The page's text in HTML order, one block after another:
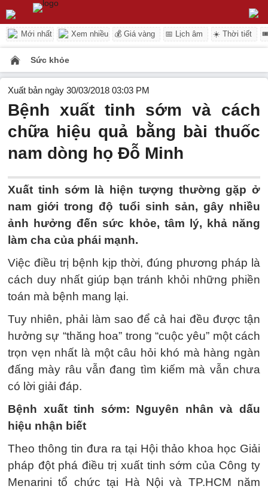
Mới nhất Xem nhiều 💰 Giá vàng 📅 Lịch âm ☀️ Thời tiết
Sức khỏe
Xuất bản ngày 30/03/2018 03:03 PM
Bệnh xuất tinh sớm và cách
chữa hiệu quả bằng bài thuốc
nam dòng họ Đỗ Minh
Xuất tinh sớm là hiện tượng thường gặp ở
nam giới trong độ tuổi sinh sản, gây nhiều
ảnh hưởng đến sức khỏe, tâm lý, khả năng
làm cha của phái mạnh.
Việc điều trị bệnh kịp thời, đúng phương pháp là
cách duy nhất giúp bạn tránh khỏi những phiền
toán mà bệnh mang lại.
Tuy nhiên, phải làm sao để cả hai đều được tận
hưởng sự “thăng hoa” trong “cuộc yêu” một cách
trọn vẹn nhất là một câu hỏi khó mà hàng ngàn
đấng mày râu vẫn đang tìm kiếm mà vẫn chưa
có lời giải đáp.
Bệnh xuất tinh sớm: Nguyên nhân và dấu
hiệu nhận biết
Theo thông tin đưa ra tại Hội thảo khoa học Giải
pháp đột phá điều trị xuất tinh sớm của Công ty
Menarini tổ chức tại Hà Nội và TP.HCM năm